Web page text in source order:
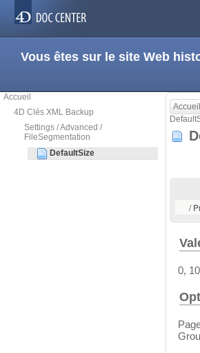
Vous êtes sur le site Web
Accueil
4D Clés XML Backup
Settings / Advanced /
FileSegmentation
DefaultSize
Accueil
/
0,